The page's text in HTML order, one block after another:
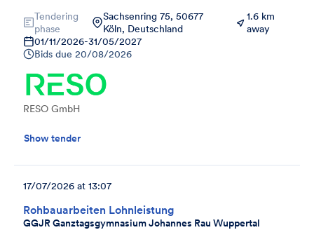
Tendering
phase
Sachsenring 75, 50677
Köln, Deutschland
1.6 km
away
01/11/2026-31/05/2027
Bids due 20/08/2026
RESO GmbH
Show tender
Rohbauarbeiten Lohnleistung
GGJR Ganztagsgymnasium Johannes Rau Wuppertal
17/07/2026 at 13:07